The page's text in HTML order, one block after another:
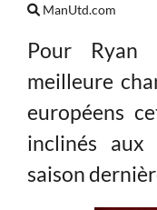
ManUtd.com
Pour Ryan
meilleure
européens
inclinés
saison